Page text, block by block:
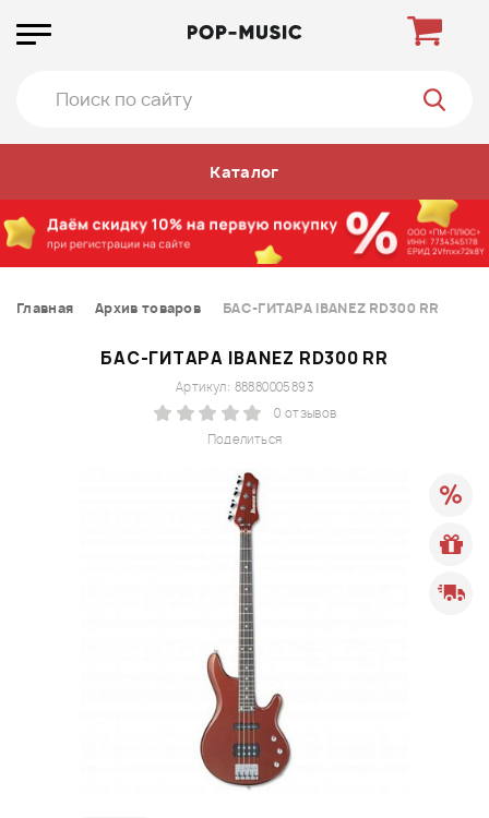
Каталог
Главная Архив товаров БАС-ГИТАРА IBANEZ RD300 RR
БАС-ГИТАРА IBANEZ RD300 RR
Поделиться
Артикул: 88880005893
0 отзывов